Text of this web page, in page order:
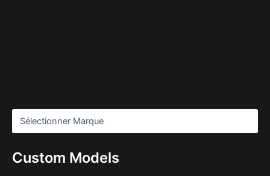
Custom Models